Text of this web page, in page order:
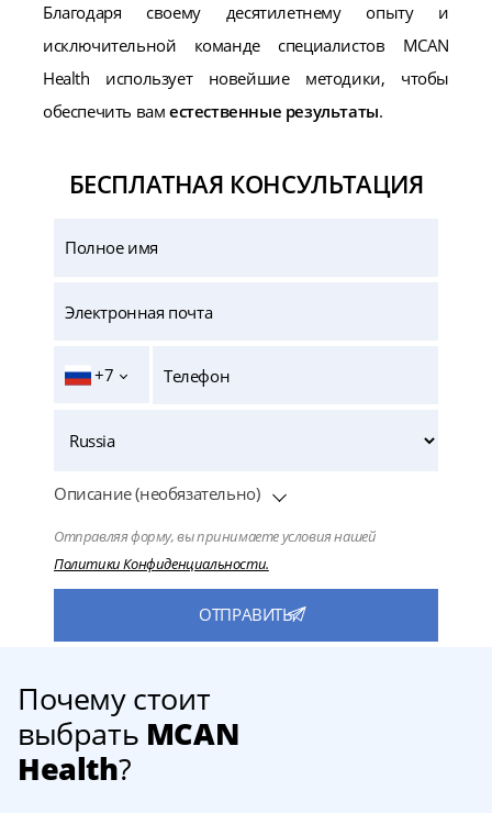
Благодаря своему десятилетнему опыту и
исключительной команде специалистов MCAN
Health использует новейшие методики, чтобы
обеспечить вам естественные результаты.
БЕСПЛАТНАЯ КОНСУЛЬТАЦИЯ
+7
Описание (необязательно)
Отправляя форму, вы принимаете условия нашей
Политики Конфиденциальности.
Почему стоит
выбрать MCAN
Health?